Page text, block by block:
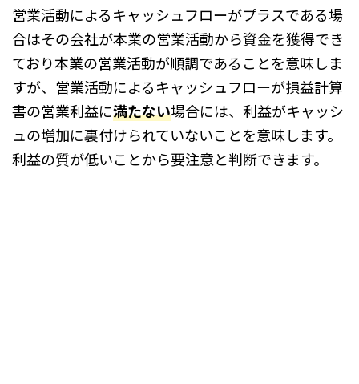
営業活動によるキャッシュフローがプラスである場
合はその会社が本業の営業活動から資金を獲得でき
ており本業の営業活動が順調であることを意味しま
すが、営業活動によるキャッシュフローが損益計算
書の営業利益に満たない場合には、利益がキャッシ
ュの増加に裏付けられていないことを意味します。
利益の質が低いことから要注意と判断できます。